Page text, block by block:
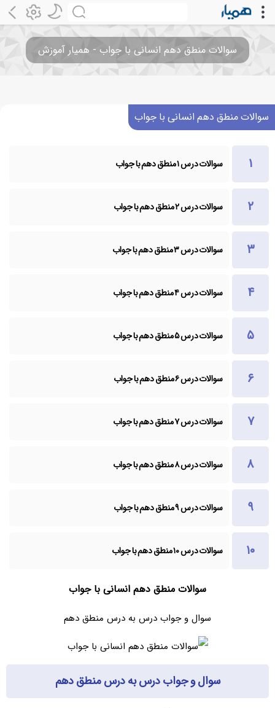
سوالات منطق دهم انسانی با جواب - همیار آموزش
سوالات منطق دهم انسانی با جواب
سوالات درس ۱ منطق دهم با جواب
سوالات درس ۲ منطق دهم با جواب
سوالات درس ۳ منطق دهم با جواب
سوالات درس ۴ منطق دهم با جواب
سوالات درس ۵ منطق دهم با جواب
سوالات درس ۶ منطق دهم با جواب
سوالات درس ۷ منطق دهم با جواب
سوالات درس ۸ منطق دهم با جواب
سوالات درس ۹ منطق دهم با جواب
سوالات درس ۱۰ منطق دهم با جواب
سوالات منطق دهم انسانی با جواب
سوال و جواب درس به درس منطق دهم
سوال و جواب درس به درس منطق دهم